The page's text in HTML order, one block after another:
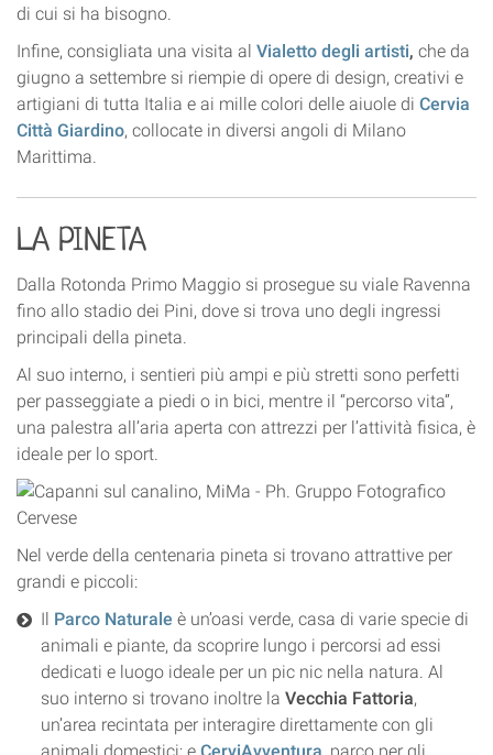
di cui si ha bisogno.
Infine, consigliata una visita al Vialetto degli artisti, che da
giugno a settembre si riempie di opere di design, creativi e
artigiani di tutta Italia e ai mille colori delle aiuole di Cervia
Città Giardino, collocate in diversi angoli di Milano
Marittima.
LA PINETA
Dalla Rotonda Primo Maggio si prosegue su viale Ravenna
fino allo stadio dei Pini, dove si trova uno degli ingressi
principali della pineta.
Al suo interno, i sentieri più ampi e più stretti sono perfetti
per passeggiate a piedi o in bici, mentre il “percorso vita”,
una palestra all’aria aperta con attrezzi per l’attività fisica, è
ideale per lo sport.
Nel verde della centenaria pineta si trovano attrattive per
grandi e piccoli:
Il Parco Naturale è un’oasi verde, casa di varie specie di
animali e piante, da scoprire lungo i percorsi ad essi
dedicati e luogo ideale per un pic nic nella natura. Al
suo interno si trovano inoltre laVecchia Fattoria,
un’area recintata per interagire direttamente con gli